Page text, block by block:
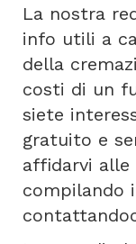
La nostra
info utili a
della
costi di un
siete
gratuito e
affidarvi alle
compilando